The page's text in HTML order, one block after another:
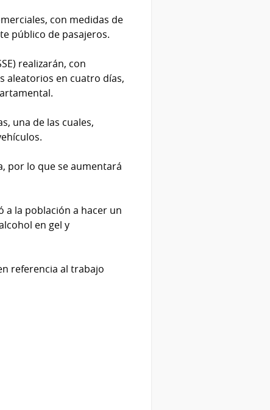
con medidas de
público de pasajeros.
realizarán, con
aleatorios en cuatro días,
una de las cuales,
por lo que se aumentará
a la población a hacer un
en gel y
referencia al trabajo